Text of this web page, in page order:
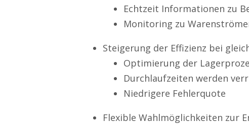
Echtzeit Informationen zu
Monitoring zu
Steigerung der Effizienz bei
Optimierung der
Durchlaufzeiten werden
Niedrigere Fehlerquote
Flexible Wahlmöglichkeiten zur